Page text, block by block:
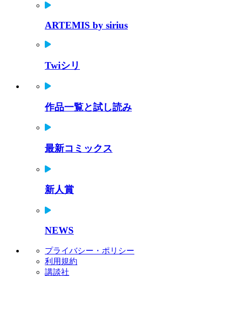
ARTEMIS by sirius
Twiシリ
作品一覧と試し読み
最新コミックス
新人賞
NEWS
プライバシー・ポリシー
利用規約
講談社